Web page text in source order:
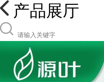
产品展厅